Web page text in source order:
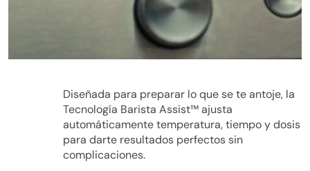
Play
Diseñada para preparar lo que se te antoje, la
Tecnología Barista Assist™ ajusta
automáticamente temperatura, tiempo y dosis
para darte resultados perfectos sin
complicaciones.